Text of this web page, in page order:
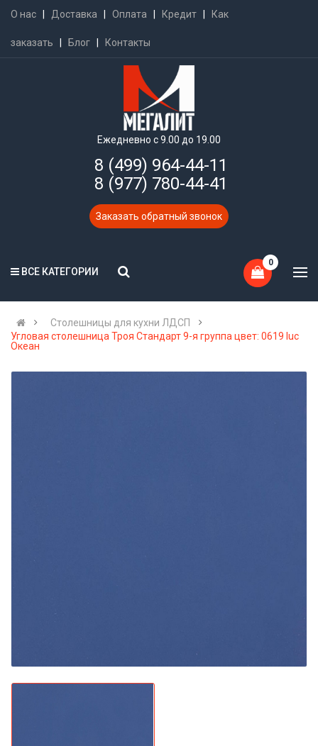
О нас Доставка Оплата Кредит Как
заказать Блог Контакты
Ежедневно с 9.00 до 19.00
8 (499) 964-44-11
8 (977) 780-44-41
Заказать обратный звонок
ВСЕ КАТЕГОРИИ
0
Cтолешницы для кухни ЛДСП
Угловая столешница Троя Стандарт 9-я группа цвет: 0619 luc
Океан